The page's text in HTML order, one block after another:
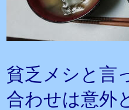
貧乏メシと言
合わせは意外